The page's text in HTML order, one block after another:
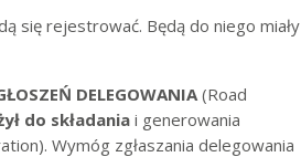
się rejestrować. Będą do niego miały
DELEGOWANIA (Road
do składania i generowania
Wymóg zgłaszania delegowania